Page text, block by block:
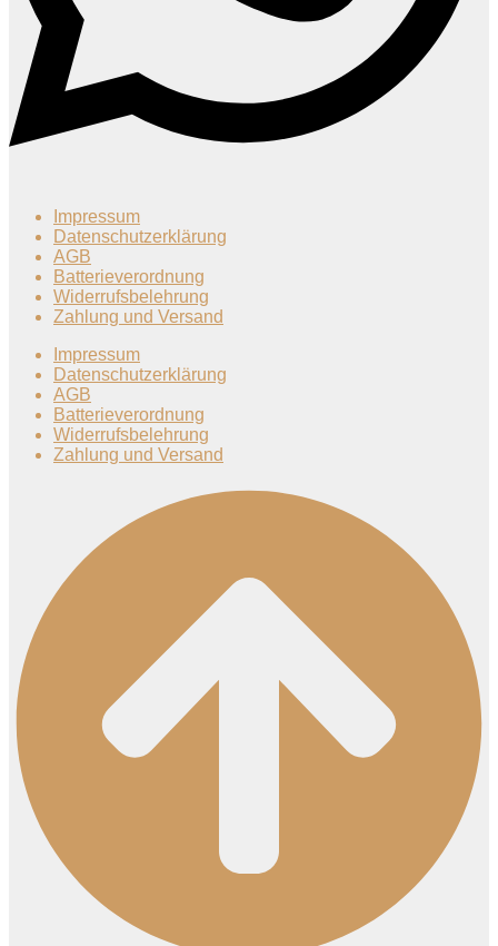
Impressum
Datenschutzerklärung
AGB
Batterieverordnung
Widerrufsbelehrung
Zahlung und Versand
Impressum
Datenschutzerklärung
AGB
Batterieverordnung
Widerrufsbelehrung
Zahlung und Versand